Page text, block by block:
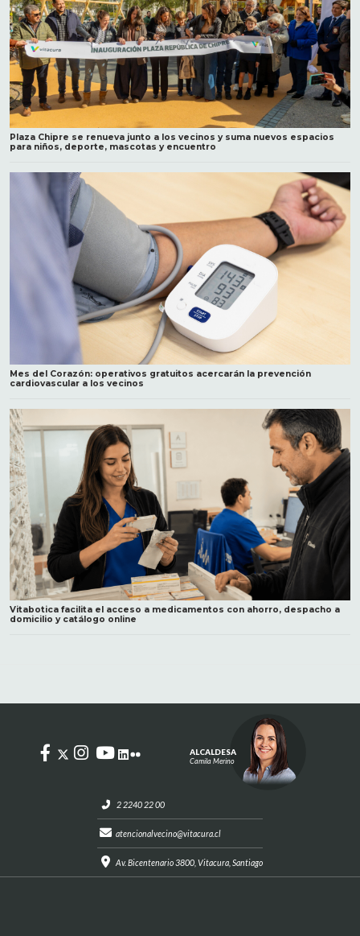
Plaza Chipre se renueva junto a los vecinos y suma nuevos espacios
para niños, deporte, mascotas y encuentro
Mes del Corazón: operativos gratuitos acercarán la prevención
cardiovascular a los vecinos
Vitabotica facilita el acceso a medicamentos con ahorro, despacho a
domicilio y catálogo online
2 2240 22 00
atencionalvecino@vitacura.cl
Av. Bicentenario 3800, Vitacura, Santiago
ALCALDESA
Camila Merino